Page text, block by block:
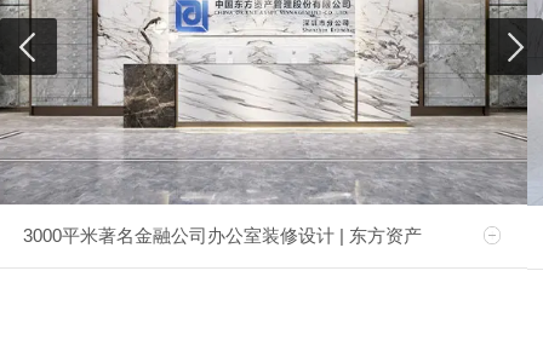
3000平米著名金融公司办公室装修设计 | 东方资产